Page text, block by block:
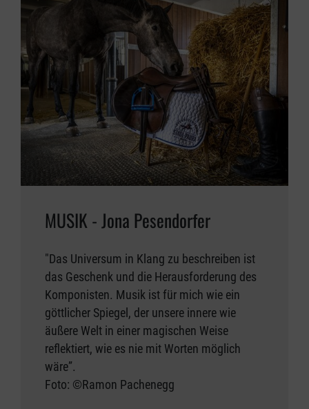
MUSIK - Jona Pesendorfer
"Das Universum in Klang zu beschreiben ist
das Geschenk und die Herausforderung des
Komponisten. Musik ist für mich wie ein
göttlicher Spiegel, der unsere innere wie
äußere Welt in einer magischen Weise
reflektiert, wie es nie mit Worten möglich
wäre”.
Foto: ©Ramon Pachenegg